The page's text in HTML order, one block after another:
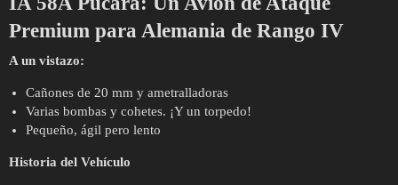
Premium para Alemania de Rango IV
A un vistazo:
Cañones de 20 mm y ametralladoras
Varias bombas y cohetes. ¡Y un torpedo!
Pequeño, ágil pero lento
Historia del Vehículo